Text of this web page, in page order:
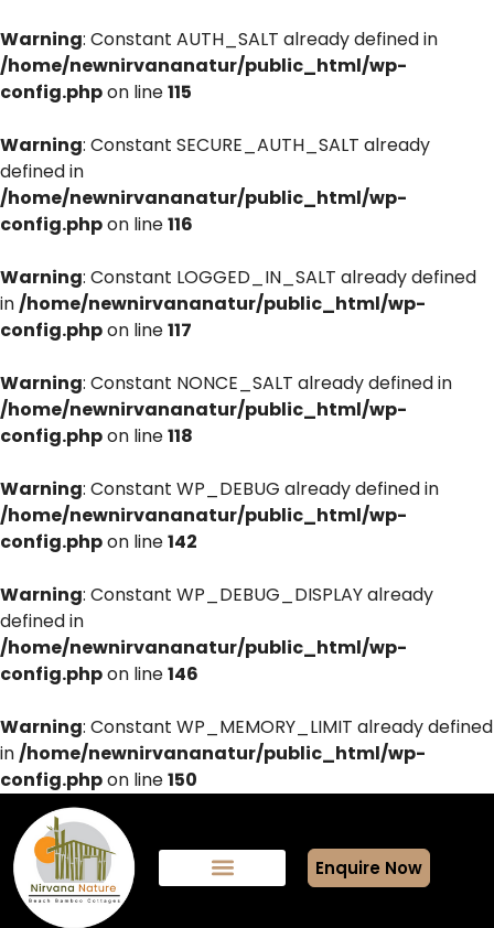
Warning: Constant AUTH_SALT already defined in
/home/newnirvananatur/public_html/wp-
config.phpon line115
Warning: Constant SECURE_AUTH_SALT already
defined in
/home/newnirvananatur/public_html/wp-
config.phpon line116
Warning: Constant LOGGED_IN_SALT already defined
in/home/newnirvananatur/public_html/wp-
config.phpon line117
Warning: Constant NONCE_SALT already defined in
/home/newnirvananatur/public_html/wp-
config.phpon line118
Warning: Constant WP_DEBUG already defined in
/home/newnirvananatur/public_html/wp-
config.phpon line142
Warning: Constant WP_DEBUG_DISPLAY already
defined in
/home/newnirvananatur/public_html/wp-
config.phpon line146
Warning: Constant WP_MEMORY_LIMIT already defined
in/home/newnirvananatur/public_html/wp-
config.phpon line150
Enquire Now